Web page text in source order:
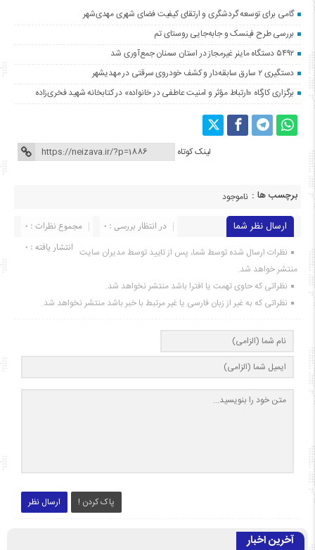
گامی برای توسعه گردشگری و ارتقای کیفیت فضای شهری مهدی‌شهر
بررسی طرح فینسک و جابه‌جایی روستای تم
۵۴۹۲ دستگاه ماینر غیرمجاز در استان سمنان جمع‌آوری شد
دستگیری ۲ سارق سابقه‌دار و کشف خودروی سرقتی در مهدیشهر
برگزاری کارگاه «ارتباط مؤثر و امنیت عاطفی در خانواده» در کتابخانه شهید فخری‌زاده
لینک کوتاه
برچسب ها : ناموجود
ارسال نظر شما مجموع نظرات : 0
در انتظار بررسی : 0
انتشار یافته : ۰ نظرات ارسال شده توسط شما، پس از تایید توسط مدیران سایت
منتشر خواهد شد.
نظراتی که حاوی تهمت یا افترا باشد منتشر نخواهد شد.
نظراتی که به غیر از زبان فارسی یا غیر مرتبط با خبر باشد منتشر نخواهد شد.
ارسال نظر پاک کردن !
آخرین اخبار